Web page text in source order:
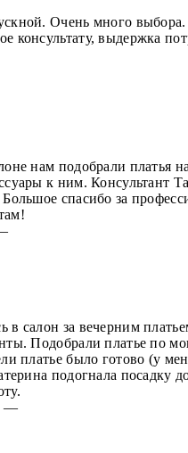
Очень много выбора.
консультату, выдержка
нам подобрали платья
к ним. Консультант
спасибо за
салон за вечерним
Подобрали платье по
платье было готово (у
подогнала посадку
—